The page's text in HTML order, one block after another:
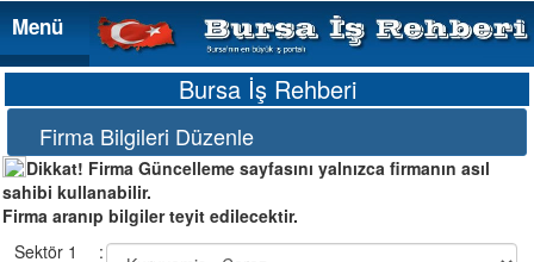
Menü
Menü
Bursa İş Rehberi
Firma Bilgileri Düzenle
Dikkat! Firma Güncelleme sayfasını yalnızca firmanın asıl
sahibi kullanabilir.
Firma aranıp bilgiler teyit edilecektir.
Sektör 1
: